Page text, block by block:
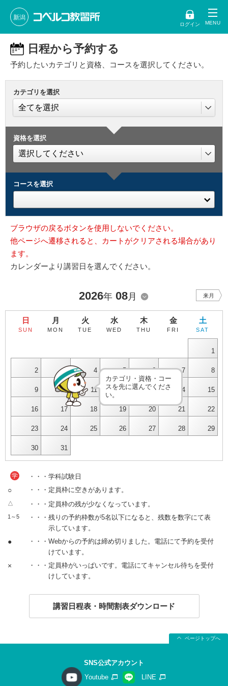
新潟
ログイン
日程から予約する
予約したいカテゴリと資格、コースを選択してください。
カテゴリを選択
資格を選択
コースを選択
ブラウザの戻るボタンを使用しないでください。
他ページへ遷移されると、カートがクリアされる場合があり
ます。
カレンダーより講習日を選んでください。
2026年 08月 来月
日
SUN
月
MON
火
TUE
水
WED
木
THU
金
FRI
土
SAT
1
2 3 4 5 6 7 8
9 10 11 12 13 14 15
16 17 18 19 20 21 22
23 24 25 26 27 28 29
30 31
カテゴリ・資格・コー
スを先に選んでくださ
い。
学 ・・・学科試験日
○ ・・・定員枠に空きがあります。
△ ・・・定員枠の残が少なくなっています。
1～5
・・・残りの予約枠数が5名以下になると、残数を数字にて表
示しています。
●
・・・Webからの予約は締め切りました。電話にて予約を受付
けています。
×
・・・定員枠がいっぱいです。電話にてキャンセル待ちを受付
けしています。
講習日程表・時間割表ダウンロード
ページトップへ
SNS公式アカウント
Youtube
LINE